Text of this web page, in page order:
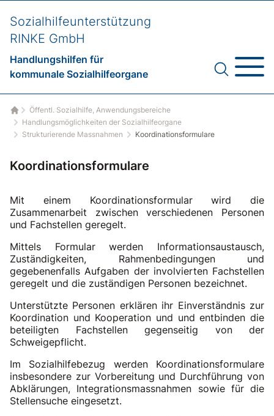
Sozialhilfeunterstützung
RINKE GmbH
Handlungshilfen für
kommunale Sozialhilfeorgane
Startseite
Öffentl. Sozialhilfe, Anwendungsbereiche
Handlungsmöglichkeiten der Sozialhilfeorgane
Strukturierende Massnahmen
Koordinationsformulare
Koordinationsformulare
Mit einem Koordinationsformular wird die
Zusammenarbeit zwischen verschiedenen Personen
und Fachstellen geregelt.
Mittels Formular werden Informationsaustausch,
Zuständigkeiten, Rahmenbedingungen und
gegebenenfalls Aufgaben der involvierten Fachstellen
geregelt und die zuständigen Personen bezeichnet.
Unterstützte Personen erklären ihr Einverständnis zur
Koordination und Kooperation und und entbinden die
beteiligten Fachstellen gegenseitig von der
Schweigepflicht.
Im Sozialhilfebezug werden Koordinationsformulare
insbesondere zur Vorbereitung und Durchführung von
Abklärungen, Integrationsmassnahmen sowie für die
Stellensuche eingesetzt.